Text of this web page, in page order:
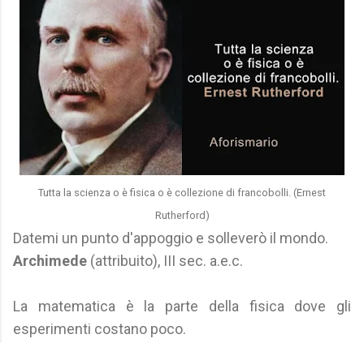
Tutta la scienza o è fisica o è collezione di francobolli. (Ernest
Rutherford)
Datemi un punto d'appoggio e solleverò il mondo.
Archimede (attribuito), III sec. a.e.c.
La matematica è la parte della fisica dove gli
esperimenti costano poco.